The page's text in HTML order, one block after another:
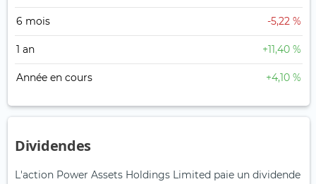
6 mois -5,22 %
1 an +11,40 %
Année en cours +4,10 %
Dividendes
L'action Power Assets Holdings Limited paie un dividende